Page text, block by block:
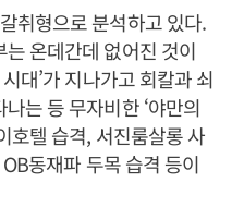
취형으로 분석하고 있다.
온데간데 없어진 것이
대’가 지나가고 회칼과 쇠
는 등 무자비한 ‘야만의
호텔 습격, 서진룸살롱 사
동재파 두목 습격 등이